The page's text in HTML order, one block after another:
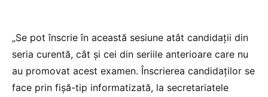
„Se pot înscrie în această sesiune atât candidații din
seria curentă, cât și cei din seriile anterioare care nu
au promovat acest examen. Înscrierea candidaților se
face prin fișă-tip informatizată, la secretariatele